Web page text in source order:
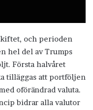
och perioden
hel del av Trumps
Första halvåret
tilläggas att portföljen
oförändrad valuta.
bidrar alla valutor